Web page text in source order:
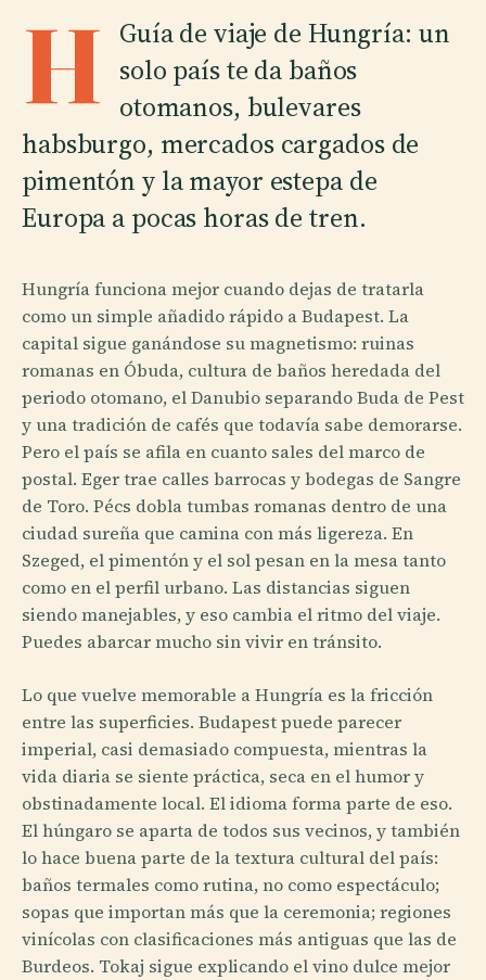
H Guía de viaje de Hungría: un
solo país te da baños
otomanos, bulevares
habsburgo, mercados cargados de
pimentón y la mayor estepa de
Europa a pocas horas de tren.
Hungría funciona mejor cuando dejas de tratarla
como un simple añadido rápido a Budapest. La
capital sigue ganándose su magnetismo: ruinas
romanas en Óbuda, cultura de baños heredada del
periodo otomano, el Danubio separando Buda de Pest
y una tradición de cafés que todavía sabe demorarse.
Pero el país se afila en cuanto sales del marco de
postal. Eger trae calles barrocas y bodegas de Sangre
de Toro. Pécs dobla tumbas romanas dentro de una
ciudad sureña que camina con más ligereza. En
Szeged, el pimentón y el sol pesan en la mesa tanto
como en el perfil urbano. Las distancias siguen
siendo manejables, y eso cambia el ritmo del viaje.
Puedes abarcar mucho sin vivir en tránsito.
Lo que vuelve memorable a Hungría es la fricción
entre las superficies. Budapest puede parecer
imperial, casi demasiado compuesta, mientras la
vida diaria se siente práctica, seca en el humor y
obstinadamente local. El idioma forma parte de eso.
El húngaro se aparta de todos sus vecinos, y también
lo hace buena parte de la textura cultural del país:
baños termales como rutina, no como espectáculo;
sopas que importan más que la ceremonia; regiones
vinícolas con clasificaciones más antiguas que las de
Burdeos. Tokaj sigue explicando el vino dulce mejor